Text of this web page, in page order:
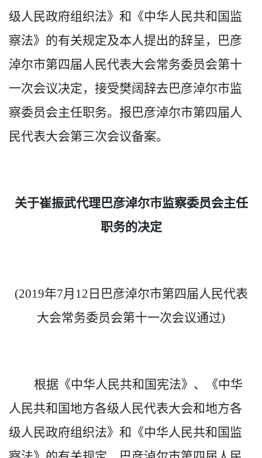
级人民政府组织法》和《中华人民共和国监
察法》的有关规定及本人提出的辞呈，巴彦
淖尔市第四届人民代表大会常务委员会第十
一次会议决定，接受樊阔辞去巴彦淖尔市监
察委员会主任职务。报巴彦淖尔市第四届人
民代表大会第三次会议备案。
关于崔振武代理巴彦淖尔市监察委员会主任
职务的决定
(2019年7月12日巴彦淖尔市第四届人民代表
大会常务委员会第十一次会议通过)
根据《中华人民共和国宪法》、《中华
人民共和国地方各级人民代表大会和地方各
级人民政府组织法》和《中华人民共和国监